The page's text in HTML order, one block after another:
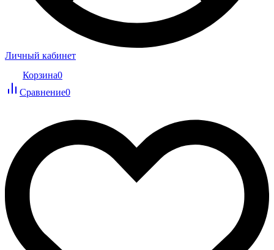
Личный кабинет
Корзина0
Сравнение0